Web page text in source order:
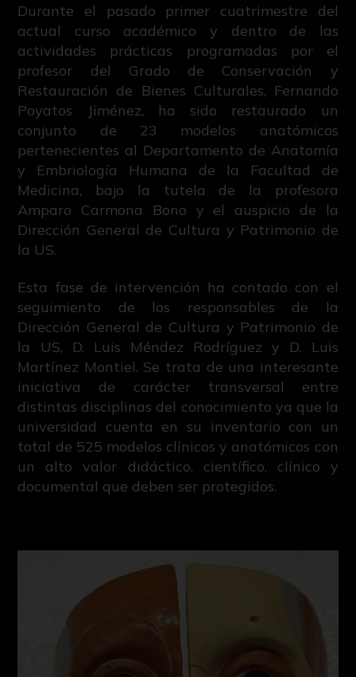
Durante el pasado primer cuatrimestre del
actual curso académico y dentro de las
actividades prácticas programadas por el
profesor del Grado de Conservación y
Restauración de Bienes Culturales, Fernando
Poyatos Jiménez, ha sido restaurado un
conjunto de 23 modelos anatómicos
pertenecientes al Departamento de Anatomía
y Embriología Humana de la Facultad de
Medicina, bajo la tutela de la profesora
Amparo Carmona Bono y el auspicio de la
Dirección General de Cultura y Patrimonio de
la US.
Esta fase de intervención ha contado con el
seguimiento de los responsables de la
Dirección General de Cultura y Patrimonio de
la US, D. Luis Méndez Rodríguez y D. Luis
Martínez Montiel. Se trata de una interesante
iniciativa de carácter transversal entre
distintas disciplinas del conocimiento ya que la
universidad cuenta en su inventario con un
total de 525 modelos clínicos y anatómicos con
un alto valor didáctico, científico, clínico y
documental que deben ser protegidos.